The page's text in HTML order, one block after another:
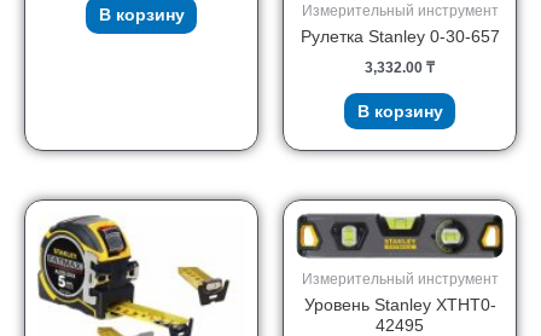
В корзину Измерительный инструмент
Рулетка Stanley 0-30-657
3,332.00 ₸
В корзину
Измерительный инструмент
Уровень Stanley XTHT0-
42495